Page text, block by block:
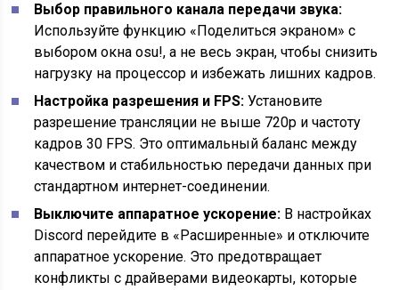
Выбор правильного канала передачи звука:
Используйте функцию «Поделиться экраном» с
выбором окна osu!, а не весь экран, чтобы снизить
нагрузку на процессор и избежать лишних кадров.
Настройка разрешения и FPS: Установите
разрешение трансляции не выше 720p и частоту
кадров 30 FPS. Это оптимальный баланс между
качеством и стабильностью передачи данных при
стандартном интернет-соединении.
Выключите аппаратное ускорение: В настройках
Discord перейдите в «Расширенные» и отключите
аппаратное ускорение. Это предотвращает
конфликты с драйверами видеокарты, которые